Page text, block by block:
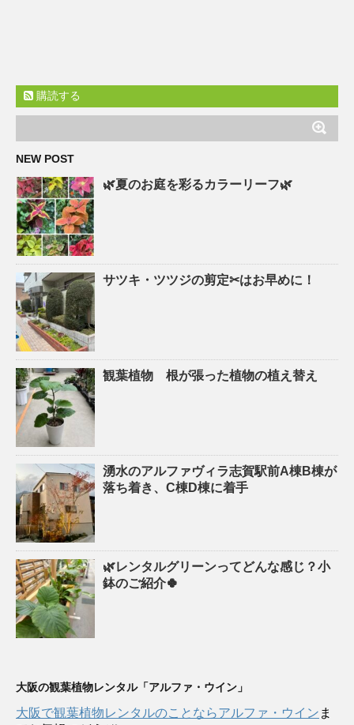
購読する
NEW POST
🌿夏のお庭を彩るカラーリーフ🌿
サツキ・ツツジの剪定✂はお早めに！
観葉植物 根が張った植物の植え替え
湧水のアルファヴィラ志賀駅前A棟B棟が
落ち着き、C棟D棟に着手
🌿レンタルグリーンってどんな感じ？小
鉢のご紹介🍀
大阪の観葉植物レンタル「アルファ・ウイン」
大阪で観葉植物レンタルのことならアルファ・ウイン ま